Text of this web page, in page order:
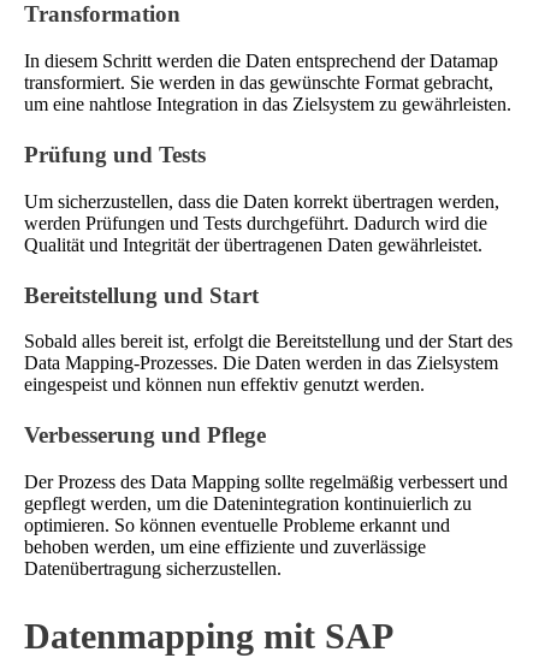
Transformation
In diesem Schritt werden die Daten entsprechend der Datamap
transformiert. Sie werden in das gewünschte Format gebracht,
um eine nahtlose Integration in das Zielsystem zu gewährleisten.
Prüfung und Tests
Um sicherzustellen, dass die Daten korrekt übertragen werden,
werden Prüfungen und Tests durchgeführt. Dadurch wird die
Qualität und Integrität der übertragenen Daten gewährleistet.
Bereitstellung und Start
Sobald alles bereit ist, erfolgt die Bereitstellung und der Start des
Data Mapping-Prozesses. Die Daten werden in das Zielsystem
eingespeist und können nun effektiv genutzt werden.
Verbesserung und Pflege
Der Prozess des Data Mapping sollte regelmäßig verbessert und
gepflegt werden, um die Datenintegration kontinuierlich zu
optimieren. So können eventuelle Probleme erkannt und
behoben werden, um eine effiziente und zuverlässige
Datenübertragung sicherzustellen.
Datenmapping mit SAP